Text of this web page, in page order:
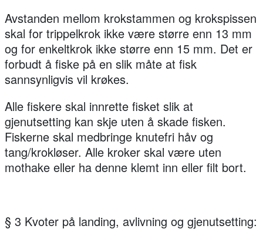
Avstanden mellom krokstammen og krokspissen
skal for trippelkrok ikke være større enn 13 mm
og for enkeltkrok ikke større enn 15 mm. Det er
forbudt å fiske på en slik måte at fisk
sannsynligvis vil krøkes.
Alle fiskere skal innrette fisket slik at
gjenutsetting kan skje uten å skade fisken.
Fiskerne skal medbringe knutefri håv og
tang/krokløser. Alle kroker skal være uten
mothake eller ha denne klemt inn eller filt bort.
§ 3 Kvoter på landing, avlivning og gjenutsetting: